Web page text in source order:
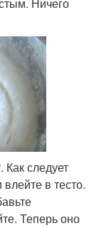
Как следует
в тесто.
Теперь оно